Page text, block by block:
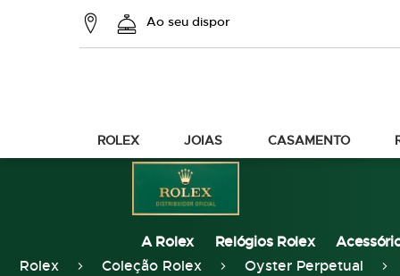
Ao seu dispor
ROLEX JOIAS CASAMENTO
A Rolex Relógios Rolex
Rolex
Coleção Rolex Oyster Perpetual